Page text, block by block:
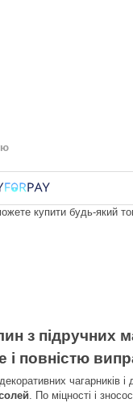
купити будь-який
з підручних
і повністю
. По міцності і